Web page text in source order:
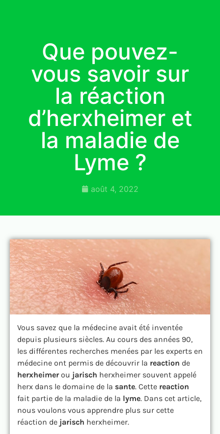
Que pouvez-
vous savoir sur
la réaction
d’herxheimer et
la maladie de
Lyme ?
août 4, 2022
Vous savez que la médecine avait été inventée
depuis plusieurs siècles. Au cours des années 90,
les différentes recherches menées par les experts en
médecine ont permis de découvrir la reaction de
herxheimerou jarisch herxheimer souvent appelé
herx dans le domaine de la sante. Cette reaction
fait partie de la maladie de la lyme. Dans cet article,
nous voulons vous apprendre plus sur cette
réaction de jarisch herxheimer.